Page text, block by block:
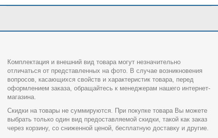
Комплектация и внешний вид товара могут незначительно
отличаться от представленных на фото. В случае возникновения
вопросов, касающихся свойств и характеристик товара, перед
оформлением заказа, обращайтесь к менеджерам нашего интернет-
магазина.
Скидки на товары не суммируются. При покупке товара Вы можете
выбрать только один вид предоставляемой скидки, такой как заказ
через корзину, со сниженной ценой, бесплатную доставку и другие.